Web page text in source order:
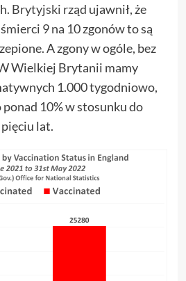
Brytyjski rząd ujawnił, że
9 na 10 zgonów to są
A zgony w ogóle, bez
Wielkiej Brytanii mamy
1.000 tygodniowo,
10% w stosunku do
lat.